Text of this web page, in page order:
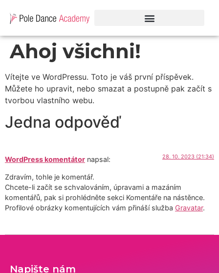
Ahoj všichni!
Vítejte ve WordPressu. Toto je váš první příspěvek.
Můžete ho upravit, nebo smazat a postupně pak začít s
tvorbou vlastního webu.
Jedna odpověď
WordPress komentátor napsal: 28. 10. 2023 (21:34)
Zdravím, tohle je komentář.
Chcete-li začít se schvalováním, úpravami a mazáním
komentářů, pak si prohlédněte sekci Komentáře na nástěnce.
Profilové obrázky komentujících vám přináší služba Gravatar.
Napište nám